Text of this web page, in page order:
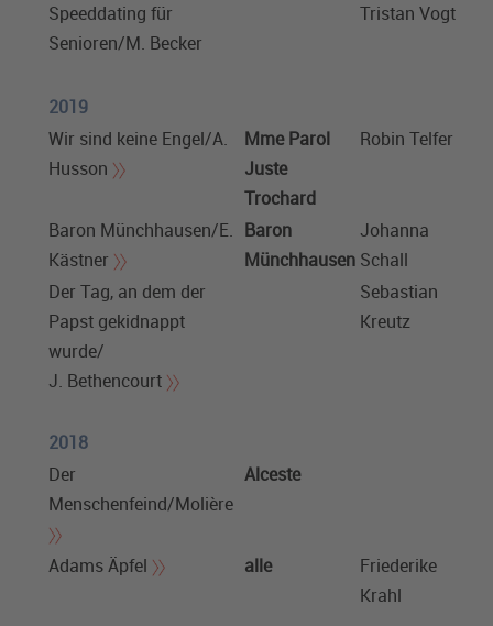
Speeddating für
Senioren/M. Becker
Tristan Vogt
2019
Wir sind keine Engel/A.
Husson
Mme Parol
Juste
Trochard
Robin Telfer
Baron Münchhausen/E.
Kästner
Baron
Münchhausen
Johanna
Schall
Der Tag, an dem der
Papst gekidnappt
wurde/
J. Bethencourt
Sebastian
Kreutz
2018
Der
Menschenfeind/Molière
Alceste
Adams Äpfel alle
Friederike
Krahl